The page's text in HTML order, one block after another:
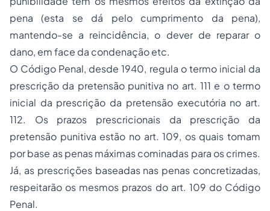
pena (esta se dá pelo cumprimento da pena),
mantendo-se a reincidência, o dever de reparar o
dano, em face da condenação etc.
O Código Penal, desde 1940, regula o termo inicial da
prescrição da pretensão punitiva no art. 111 e o termo
inicial da prescrição da pretensão executória no art.
112. Os prazos prescricionais da prescrição da
pretensão punitiva estão no art. 109, os quais tomam
por base as penas máximas cominadas para os crimes.
Já, as prescrições baseadas nas penas concretizadas,
respeitarão os mesmos prazos do art. 109 do Código
Penal.